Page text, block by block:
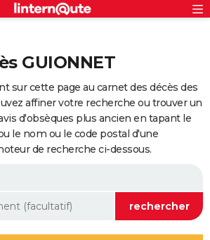
GUIONNET
sur cette page au carnet des décès des
affiner votre recherche ou trouver un
d'obsèques plus ancien en tapant le
le nom ou le code postal d'une
de recherche ci-dessous.